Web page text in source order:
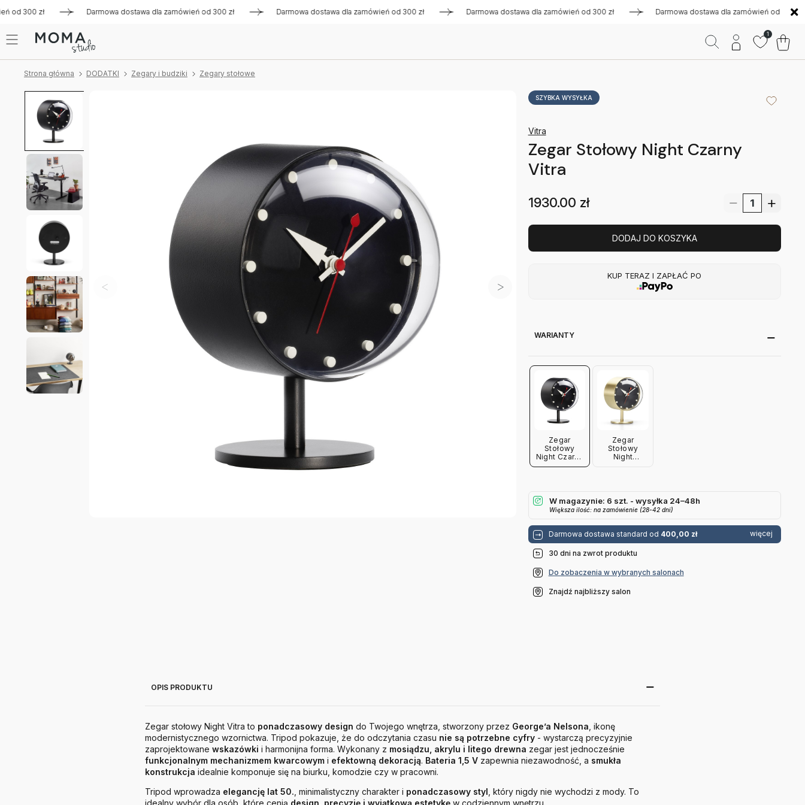
300 zł Darmowa dostawa dla zamówień od 300 zł Darmowa dostawa dla zamówień od 300 zł Darmowa dostawa dla zamówień od 300 zł Darmowa dostawa dla zamówień od 300 zł
1
Strona główna DODATKI Zegary i budziki Zegary stołowe
SZYBKA WYSYŁKA
Vitra
Zegar Stołowy Night Czarny
Vitra
1930.00 zł
DODAJ DO KOSZYKA
KUP TERAZ I ZAPŁAĆ PO
WARIANTY
Zegar
Stołowy
Night Czarny
Vitra
Zegar
Stołowy
Night
W magazynie: 6 szt. - wysyłka 24–48h
Większa ilość: na zamówienie (28-42 dni)
Darmowa dostawa standard od 400,00 zł więcej
30 dni na zwrot produktu
Do zobaczenia w wybranych salonach
Znajdź najbliższy salon
OPIS PRODUKTU
Zegar stołowy Night Vitra to ponadczasowy design do Twojego wnętrza, stworzony przez George’a Nelsona , ikonę
modernistycznego wzornictwa. Tripod pokazuje, że do odczytania czasu nie są potrzebne cyfry - wystarczą precyzyjnie
zaprojektowane wskazówki i harmonijna forma. Wykonany z mosiądzu, akrylu i litego drewna zegar jest jednocześnie
funkcjonalnym mechanizmem kwarcowym i efektowną dekoracją. Bateria 1,5 V zapewnia niezawodność, a smukła
konstrukcja idealnie komponuje się na biurku, komodzie czy w pracowni.
Tripod wprowadza elegancję lat 50. , minimalistyczny charakter i ponadczasowy styl , który nigdy nie wychodzi z mody. To
idealny wybór dla osób, które cenią design, precyzję i wyjątkową estetykę w codziennym wnętrzu.